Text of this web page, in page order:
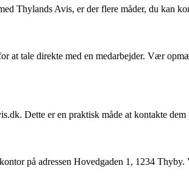
Thylands Avis, er der flere måder, du kan
at tale direkte med en medarbejder. Vær
Dette er en praktisk måde at kontakte
på adressen Hovedgaden 1, 1234